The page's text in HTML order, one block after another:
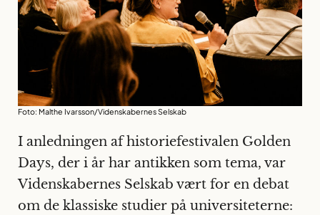
Foto: Malthe Ivarsson/Videnskabernes Selskab
I anledningen af historiefestivalen Golden
Days, der i år har antikken som tema, var
Videnskabernes Selskab vært for en debat
om de klassiske studier på universiteterne: